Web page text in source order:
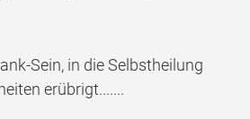
Sein, in die Selbstheilung
erübrigt.......